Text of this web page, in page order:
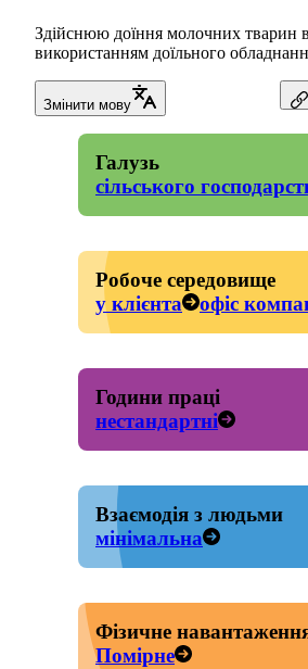
Здійснюю доїння молочних тварин
використанням доїльного
Змінити мову
Галузь
сільського
Робоче середовище
у клієнта
офіс
Години праці
нестандартні
Взаємодія з людьми
мінімальна
Фізичне
Помірне